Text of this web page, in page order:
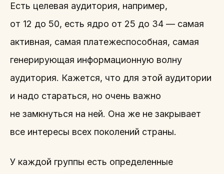
Есть целевая аудитория, например,
от 12 до 50, есть ядро от 25 до 34 — самая
активная, самая платежеспособная, самая
генерирующая информационную волну
аудитория. Кажется, что для этой аудитории
и надо стараться, но очень важно
не замкнуться на ней. Она же не закрывает
все интересы всех поколений страны.
У каждой группы есть определенные